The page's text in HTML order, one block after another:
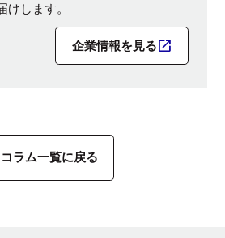
けします。
企業情報を見る
コラム一覧に戻る